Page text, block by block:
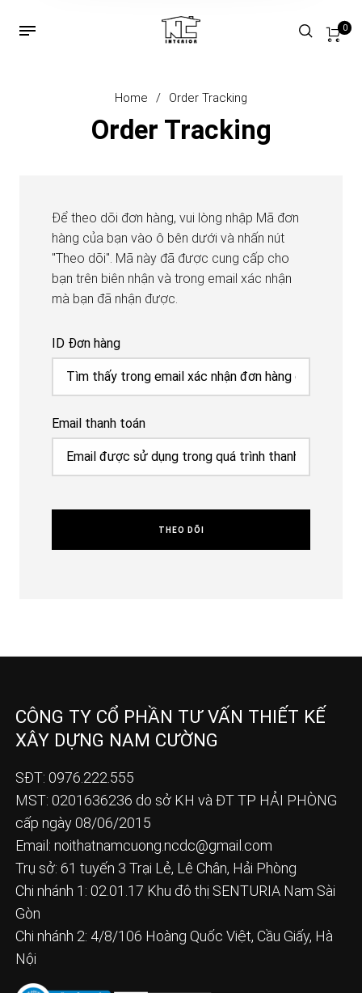
0
Home / Order Tracking
Order Tracking
Để theo dõi đơn hàng, vui lòng nhập Mã đơn
hàng của bạn vào ô bên dưới và nhấn nút
"Theo dõi". Mã này đã được cung cấp cho
bạn trên biên nhận và trong email xác nhận
mà bạn đã nhận được.
ID Đơn hàng
Email thanh toán
THEO DÕI
CÔNG TY CỔ PHẦN TƯ VẤN THIẾT KẾ
XÂY DỰNG NAM CƯỜNG
SĐT: 0976.222.555
MST: 0201636236 do sở KH và ĐT TP HẢI PHÒNG
cấp ngày 08/06/2015
Email: noithatnamcuong.ncdc@gmail.com
Trụ sở: 61 tuyến 3 Trại Lẻ, Lê Chân, Hải Phòng
Chi nhánh 1: 02.01.17 Khu đô thị SENTURIA Nam Sài
Gòn
Chi nhánh 2: 4/8/106 Hoàng Quốc Việt, Cầu Giấy, Hà
Nội